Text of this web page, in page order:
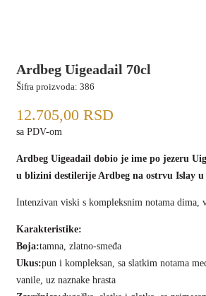
Ardbeg Uigeadail 70cl
Šifra proizvoda: 386
12.705,00RSD
sa PDV-om
Ardbeg Uigeadail dobio je ime po jezeru
u blizini destilerije Ardbeg na ostrvu Islay u
Intenzivan viski s kompleksnim notama dima,
Karakteristike:
Boja:tamna, zlatno-smeđa
Ukus:pun i kompleksan, sa slatkim notama
vanile, uz naznake hrasta